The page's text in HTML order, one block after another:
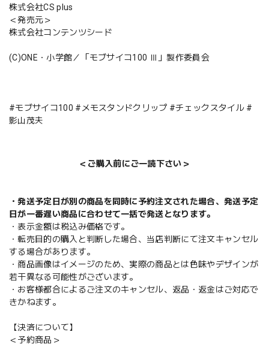
株式会社CS plus
＜発売元＞
株式会社コンテンツシード
(C)ONE・小学館／「モブサイコ100 Ⅲ」製作委員会
#モブサイコ100 #メモスタンドクリップ #チェックスタイル #
影山茂夫
＜ご購入前にご一読下さい＞
・発送予定日が別の商品を同時に予約注文された場合、発送予定
日が一番遅い商品に合わせて一括で発送となります。
・表示金額は税込み価格です。
・転売目的の購入と判断した場合、当店判断にて注文キャンセル
する場合があります。
・商品画像はイメージのため、実際の商品とは色味やデザインが
若干異なる可能性がございます。
・お客様都合によるご注文のキャンセル、返品・返金はご対応で
きかねます。
【決済について】
＜予約商品＞